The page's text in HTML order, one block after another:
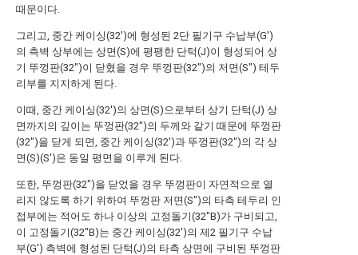
때문이다.
그리고, 중간 케이싱(32')에 형성된 2단 필기구 수납부(G')
의 측벽 상부에는 상면(S)에 평팽한 단턱(J)이 형성되어 상
기 뚜껑판(32")이 닫혔을 경우 뚜껑판(32")의 저면(S") 테두
리부를 지지하게 된다.
이때, 중간 케이싱(32')의 상면(S)으로부터 상기 단턱(J) 상
면까지의 깊이는 뚜껑판(32")의 두께와 같기 때문에 뚜껑판
(32")을 닫게 되면, 중간 케이싱(32')과 뚜껑판(32")의 각 상
면(S)(S')은 동일 평면을 이루게 된다.
또한, 뚜껑판(32")을 닫었을 경우 뚜껑판이 자연적으로 열
리지 않도록 하기 위하여 뚜껑판 저면(S")의 타측 테두리 인
접부에는 적어도 하나 이상의 고정돌기(32"B)가 구비되고,
이 고정돌기(32"B)는 중간 케이싱(32')의 제2 필기구 수납
부(G') 측벽에 형성된 단턱(J)의 타측 상면에 구비된 뚜껑판